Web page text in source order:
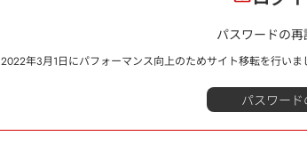
パスワードの
2022年3月1日にパフォーマンス向上のためサイト移転を行い